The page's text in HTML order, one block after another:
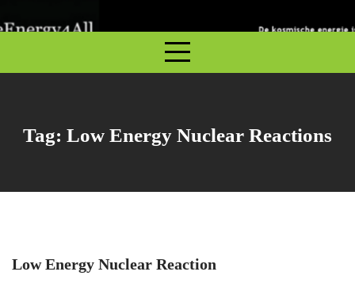
k
Tag: Low Energy Nuclear Reactions
Low Energy Nuclear Reaction